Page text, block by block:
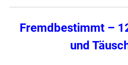
Fremdbestimmt –
und